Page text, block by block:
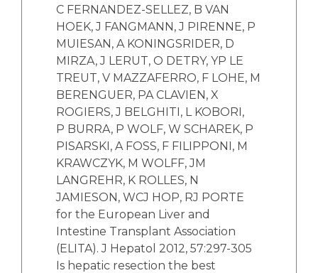
C FERNANDEZ-SELLEZ, B VAN
HOEK, J FANGMANN, J PIRENNE, P
MUIESAN, A KONINGSRIDER, D
MIRZA, J LERUT, O DETRY, YP LE
TREUT, V MAZZAFERRO, F LOHE, M
BERENGUER, PA CLAVIEN, X
ROGIERS, J BELGHITI, L KOBORI,
P BURRA, P WOLF, W SCHAREK, P
PISARSKI, A FOSS, F FILIPPONI, M
KRAWCZYK, M WOLFF, JM
LANGREHR, K ROLLES, N
JAMIESON, WCJ HOP, RJ PORTE
for the European Liver and
Intestine Transplant Association
(ELITA). J Hepatol 2012, 57:297-305
Is hepatic resection the best